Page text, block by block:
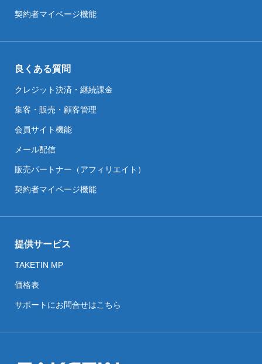
契約者マイページ機能
良くある質問
クレジット決済・継続課金
集客・販売・顧客管理
会員サイト機能
メール配信
販売パートナー（アフィリエイト）
契約者マイページ機能
提供サービス
TAKETIN MP
価格表
サポートにお問合せはこちら